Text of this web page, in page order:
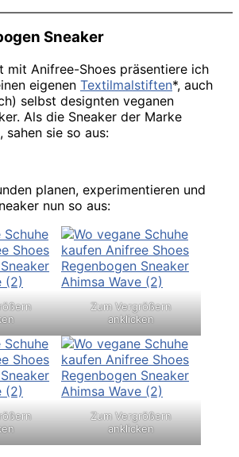
Sneaker
mit Anifree-Shoes präsentiere ich
eigenen Textilmalstiften*, auch
selbst designten veganen
Als die Sneaker der Marke
sahen sie so aus:
planen, experimentieren und
nun so aus:
Zum Vergrößern
anklicken
Zum Vergrößern
anklicken